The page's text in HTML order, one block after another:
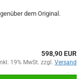
dem Original.
598,90 EUR
19% MwSt. zzgl. Versand